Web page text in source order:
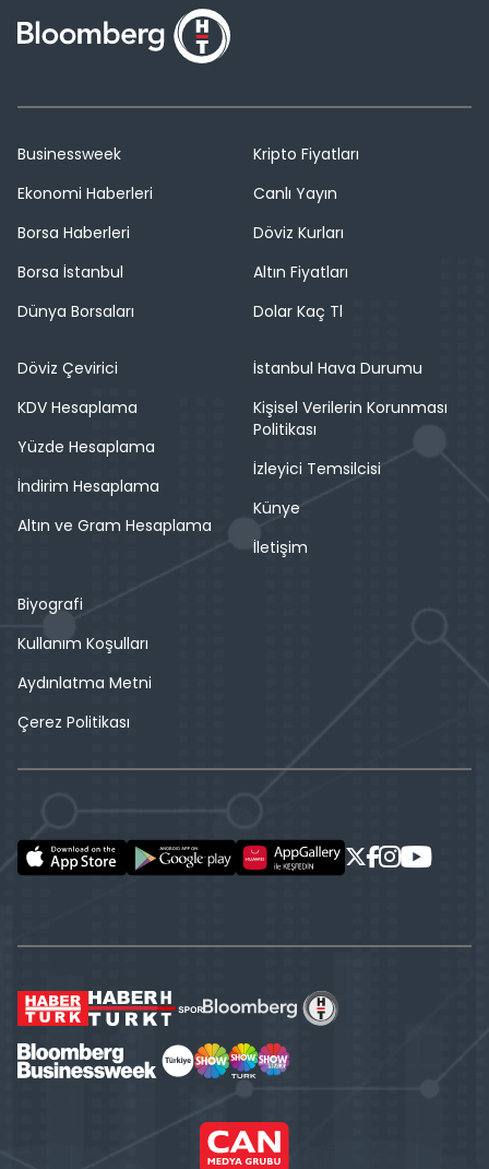
Businessweek
Ekonomi Haberleri
Borsa Haberleri
Borsa İstanbul
Dünya Borsaları
Kripto Fiyatları
Canlı Yayın
Döviz Kurları
Altın Fiyatları
Dolar Kaç Tl
Döviz Çevirici
KDV Hesaplama
Yüzde Hesaplama
İndirim Hesaplama
Altın ve Gram Hesaplama
İstanbul Hava Durumu
Kişisel Verilerin Korunması
Politikası
İzleyici Temsilcisi
Künye
İletişim
Biyografi
Kullanım Koşulları
Aydınlatma Metni
Çerez Politikası